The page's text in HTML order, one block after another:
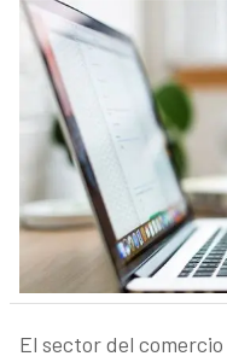
El sector del